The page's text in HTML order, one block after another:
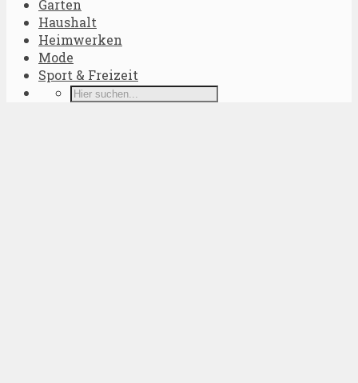
Garten
Haushalt
Heimwerken
Mode
Sport & Freizeit